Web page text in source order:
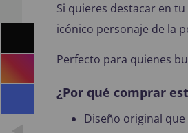
Si quieres destacar en
icónico personaje de la
Perfecto para quienes
¿Por qué comprar
Diseño original